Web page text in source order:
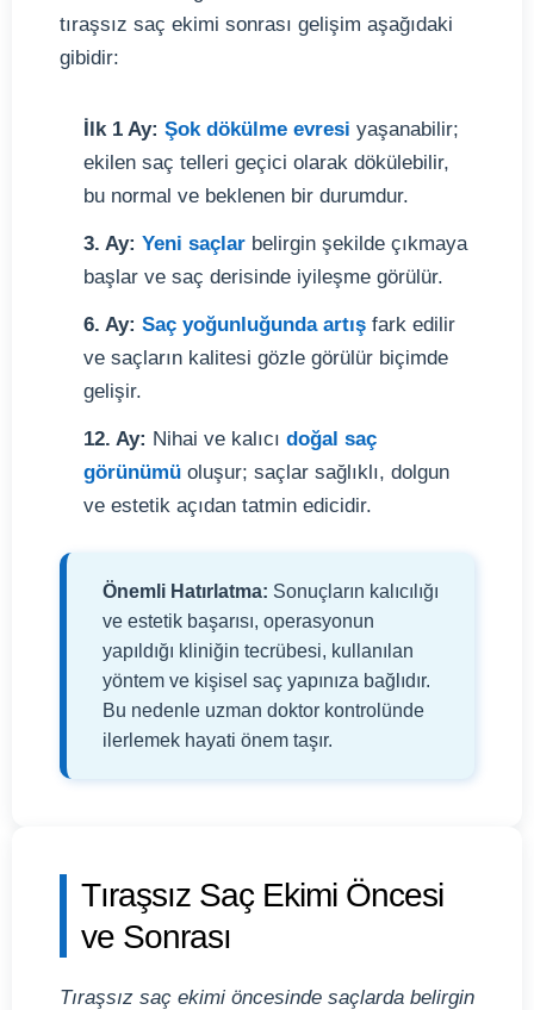
tıraşsız saç ekimi sonrası gelişim aşağıdaki
gibidir:
İlk 1 Ay: Şok dökülme evresi yaşanabilir;
ekilen saç telleri geçici olarak dökülebilir,
bu normal ve beklenen bir durumdur.
3. Ay: Yeni saçlar belirgin şekilde çıkmaya
başlar ve saç derisinde iyileşme görülür.
6. Ay: Saç yoğunluğunda artış fark edilir
ve saçların kalitesi gözle görülür biçimde
gelişir.
12. Ay: Nihai ve kalıcı doğal saç
görünümü oluşur; saçlar sağlıklı, dolgun
ve estetik açıdan tatmin edicidir.
Önemli Hatırlatma: Sonuçların kalıcılığı
ve estetik başarısı, operasyonun
yapıldığı kliniğin tecrübesi, kullanılan
yöntem ve kişisel saç yapınıza bağlıdır.
Bu nedenle uzman doktor kontrolünde
ilerlemek hayati önem taşır.
Tıraşsız Saç Ekimi Öncesi
ve Sonrası
Tıraşsız saç ekimi öncesinde saçlarda belirgin